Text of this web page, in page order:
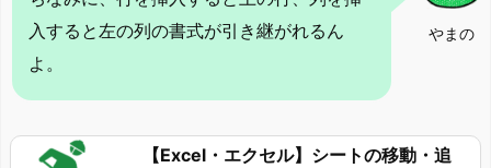
やまの
入すると左の列の書式が引き継がれるん
よ。
【Excel・エクセル】シートの移動・追